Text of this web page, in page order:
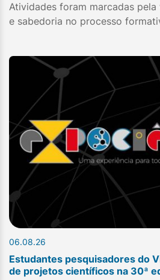
Atividades foram marcadas
e sabedoria no processo
06.08.26
Estudantes pesquisadores do
de projetos científicos na 30ª